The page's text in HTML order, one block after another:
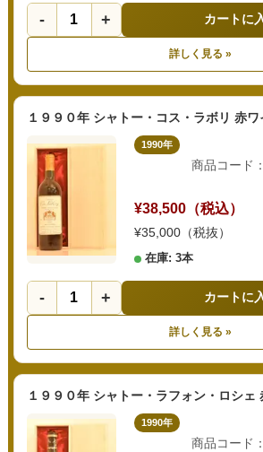
- + カートに
詳しく見る »
１９９０年 シャトー・コス・ラボリ 赤ワ
1990年
商品コード
¥38,500（税込）
¥35,000（税抜）
在庫: 3本
- + カートに
詳しく見る »
１９９０年 シャトー・ラフォン・ロシェ
1990年
商品コード